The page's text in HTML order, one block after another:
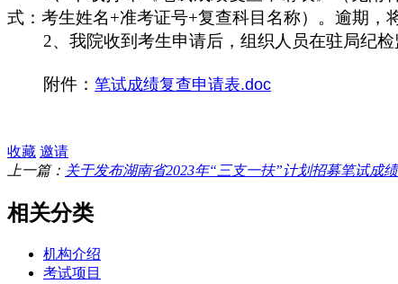
式：考生姓名+准考证号+复查科目名称）。逾期，
2、我院收到考生申请后，组织人员在驻局纪
附件： 笔试成绩复查申请表.doc
收藏 邀请
上一篇： 关于发布湖南省2023年“三支一扶”计划招募笔试成
相关分类
机构介绍
考试项目